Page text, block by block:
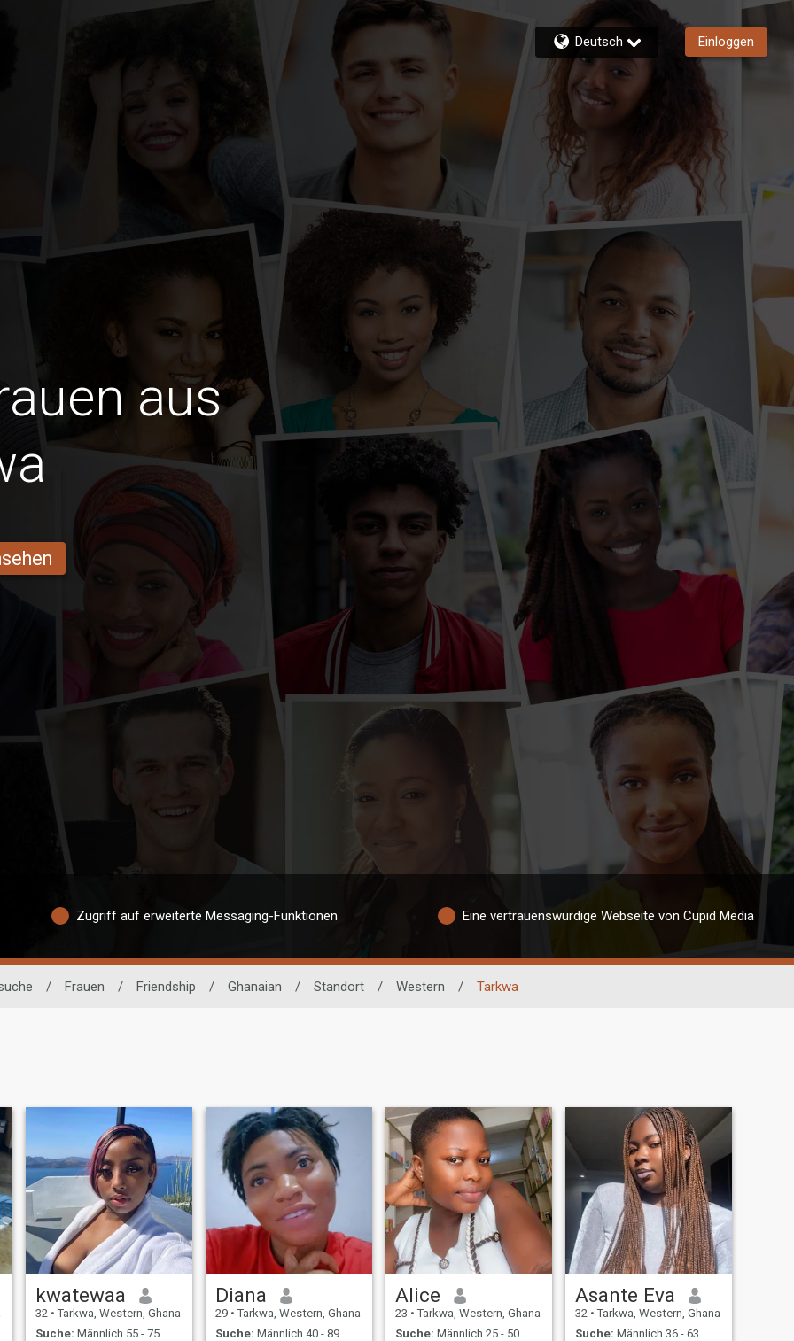
Deutsch Einloggen
aus
Zugriff auf erweiterte Messaging-Funktionen Eine vertrauenswürdige Webseite von Cupid Media
/ Frauen / Friendship / Ghanaian / Standort / Western / Tarkwa
kwatewaa
32 • Tarkwa, Western, Ghana
Suche: Männlich 55 - 75
Diana
29 • Tarkwa, Western, Ghana
Suche: Männlich 40 - 89
Alice
23 • Tarkwa, Western, Ghana
Suche: Männlich 25 - 50
Asante Eva
32 • Tarkwa, Western, Ghana
Suche: Männlich 36 - 63